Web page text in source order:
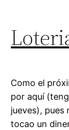
Como el
por aquí
jueves), pues
tocao un